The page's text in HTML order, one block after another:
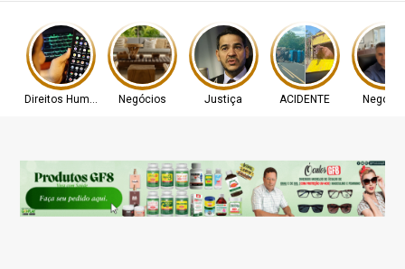
Direitos Humanos Negócios Justiça ACIDENTE